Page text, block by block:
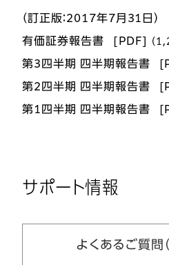
（訂正版：2017年7月31日）
有価証券報告書 （
第3四半期 四半期報告書
第2四半期 四半期報告書
第1四半期 四半期報告書
サポート情報
よくあるご質問